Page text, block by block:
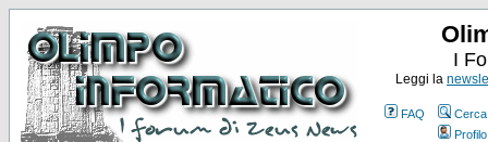
I
Leggi la
FAQ
Cerca
Profilo